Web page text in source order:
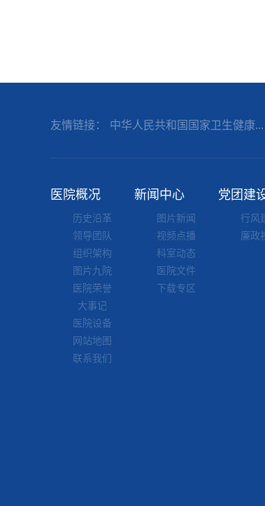
友情链接： 中华人民共和国国家卫生健康...
医院概况
历史沿革
领导团队
组织架构
图片九院
医院荣誉
大事记
医院设备
网站地图
联系我们
新闻中心
图片新闻
视频点播
科室动态
医院文件
下载专区
党团建
行风
廉政